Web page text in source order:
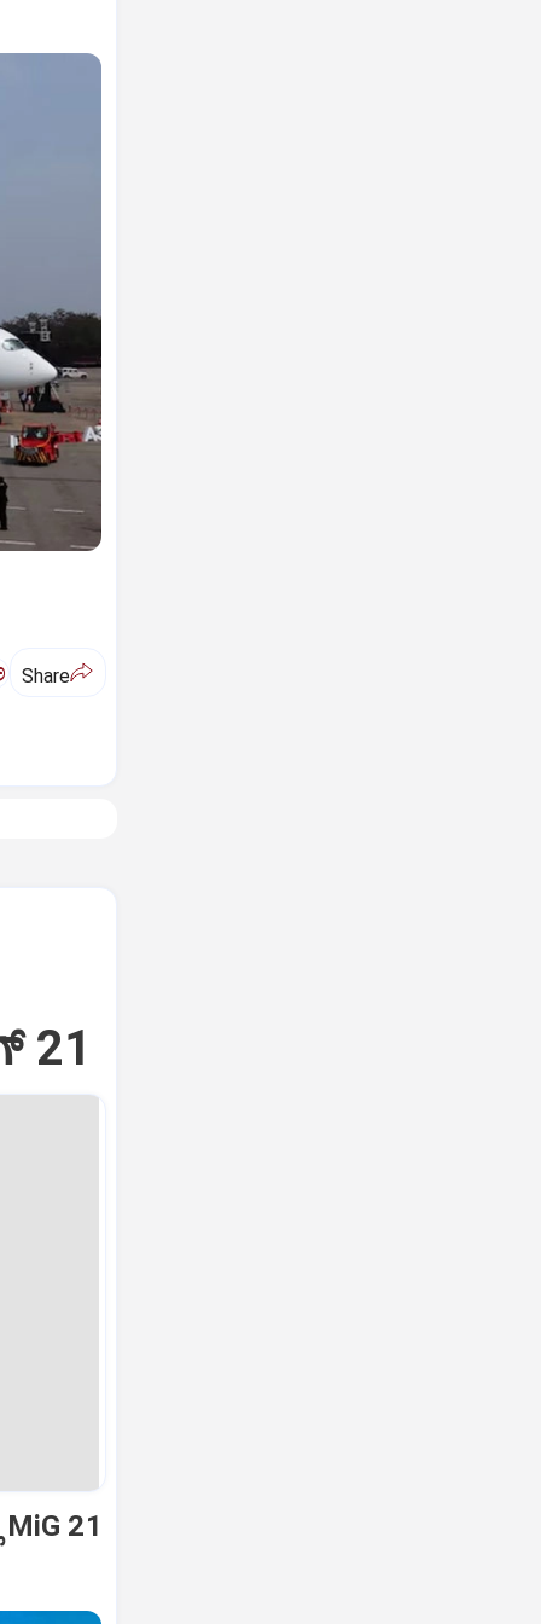
Share
21
21